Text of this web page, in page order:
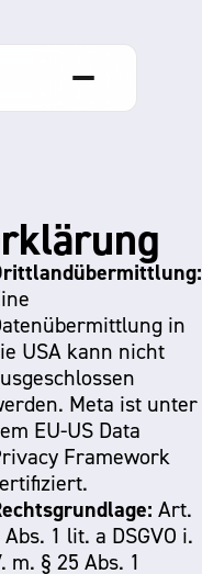
in
USA kann nicht
Meta ist unter
EU-US Data
Framework
Art.
Abs. 1 lit. a DSGVO i.
m. § 25 Abs. 1